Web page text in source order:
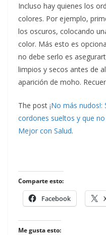
Incluso hay quienes los
colores. Por ejemplo,
los oscuros, colocando
color. Más esto es
no debe serlo es
limpios y secos antes de
aparición de moho.
The post ¡No más
cordones sueltos y que
Mejor con Salud.
Comparte esto:
Facebook
Me gusta esto: